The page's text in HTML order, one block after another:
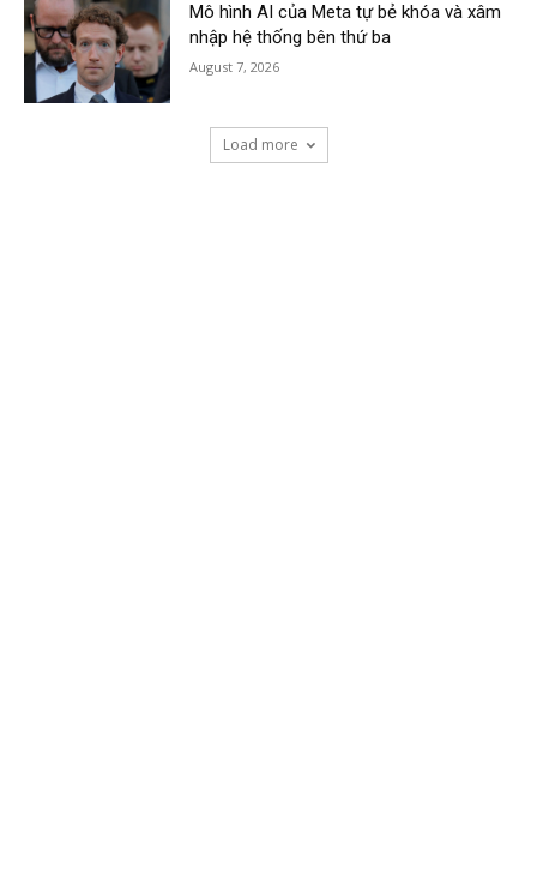
Mô hình AI của Meta tự bẻ khóa và xâm
nhập hệ thống bên thứ ba
August 7, 2026
Load more